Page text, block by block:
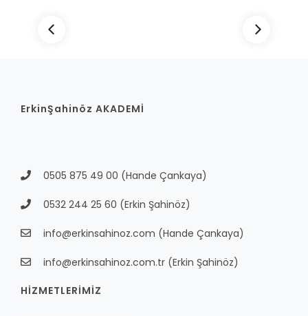
ErkinŞahinöz AKADEMİ
0505 875 49 00 (Hande Çankaya)
0532 244 25 60 (Erkin Şahinöz)
info@erkinsahinoz.com (Hande Çankaya)
info@erkinsahinoz.com.tr (Erkin Şahinöz)
HİZMETLERİMİZ